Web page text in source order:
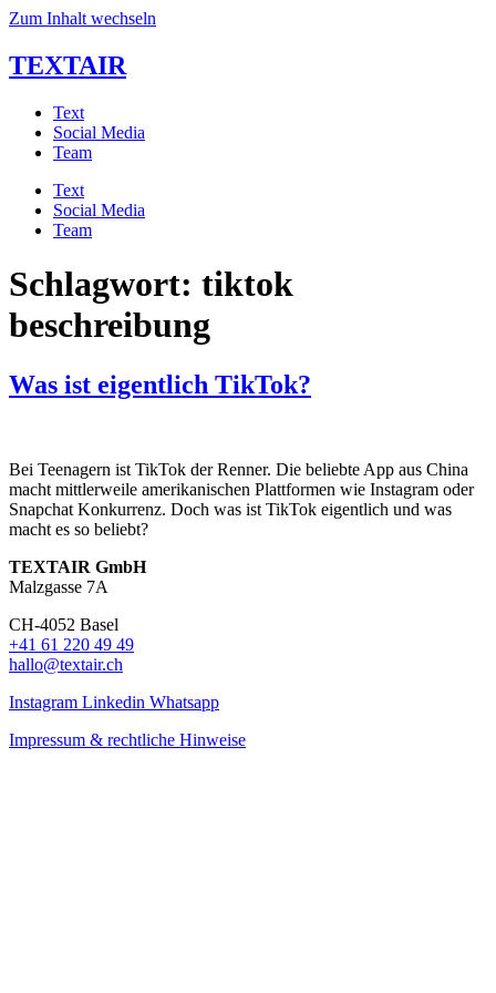
Zum Inhalt wechseln
TEXTAIR
Text
Social Media
Team
Text
Social Media
Team
Schlagwort: tiktok
beschreibung
Was ist eigentlich TikTok?
Bei Teenagern ist TikTok der Renner. Die beliebte App aus China
macht mittlerweile amerikanischen Plattformen wie Instagram oder
Snapchat Konkurrenz. Doch was ist TikTok eigentlich und was
macht es so beliebt?
TEXTAIR GmbH
Malzgasse 7A
CH-4052 Basel
+41 61 220 49 49
hallo@textair.ch
Instagram Linkedin Whatsapp
Impressum & rechtliche Hinweise